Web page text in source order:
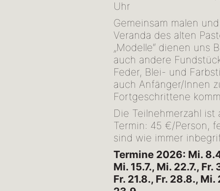
Uhr
Gemeinsam malen
Veranda des alten
„Modelle“ dienen uns
auch andere
Feder, Blei- und
auch Anfänger/Innen
Fortgeschrittene
Die Teilnehmerzahl
Termin: 45 €/Person,
sind wie immer
Termine 2026: Mi.
Mi. 15.7., Mi. 22.7., Fr.
Fr. 21.8., Fr. 28.8., Mi.